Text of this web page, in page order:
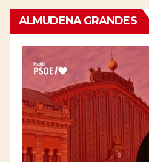
ALMUDENA GRANDES